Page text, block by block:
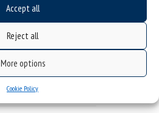
Accept all
Reject all
More options
Cookie Policy